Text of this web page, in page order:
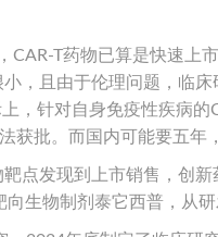
CAR-T药物已算是快速上
，且由于伦理问题，临
，针对自身免疫性疾病
获批。而国内可能要五年
点发现到上市销售，创
生物制剂泰它西普，从